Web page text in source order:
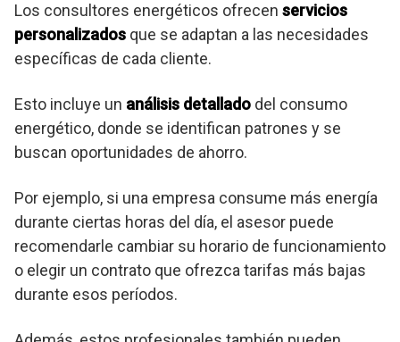
Los consultores energéticos ofrecen servicios
personalizados que se adaptan a las necesidades
específicas de cada cliente.
Esto incluye un análisis detallado del consumo
energético, donde se identifican patrones y se
buscan oportunidades de ahorro.
Por ejemplo, si una empresa consume más energía
durante ciertas horas del día, el asesor puede
recomendarle cambiar su horario de funcionamiento
o elegir un contrato que ofrezca tarifas más bajas
durante esos períodos.